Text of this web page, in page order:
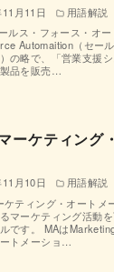
月11日
用語解説
ルス・フォース・オー
Automaition（セー
の略で、「営業支援
品を販売…
ーケティング
月10日
用語解説
ケティング・オートメ
マーケティング活動
です。 MAは
トメーショ…